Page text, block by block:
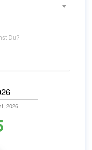
Du?
2026